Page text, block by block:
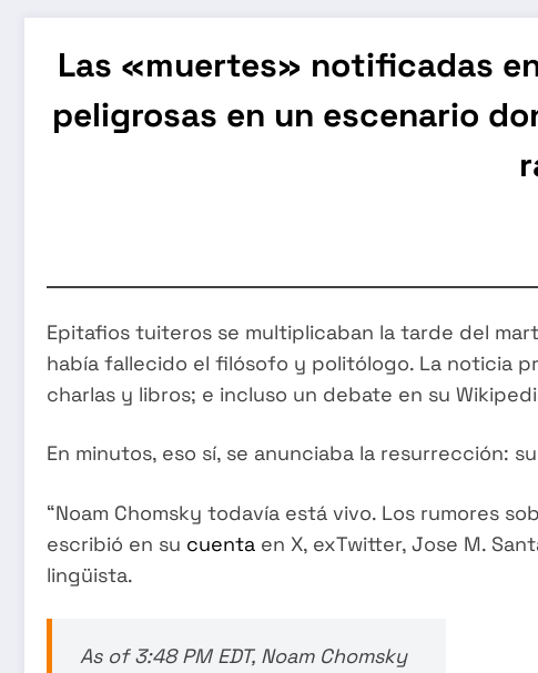
Las «muertes» notificadas
peligrosas en un escenario
Epitafios tuiteros se multiplicaban la tarde del
había fallecido el filósofo y politólogo. La noticia
charlas y libros; e incluso un debate en su
En minutos, eso sí, se anunciaba la resurrección:
“Noam Chomsky todavía está vivo. Los rumores
escribió en su cuenta en X, exTwitter, Jose M.
lingüista.
As of 3:48 PM EDT, Noam Chomsky